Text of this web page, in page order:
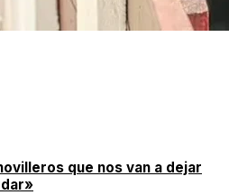
que nos van a dejar